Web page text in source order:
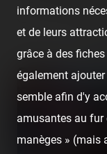
informations
et de leurs
grâce à des
également
semble afin d'y
amusantes au fur
manèges » (mais